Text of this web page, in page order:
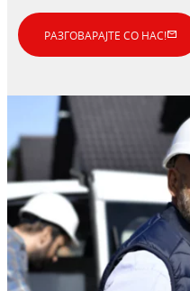
РАЗГОВАРАЈТЕ СО НАС!